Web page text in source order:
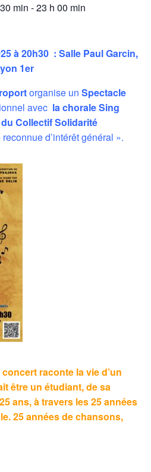
min -23 h 00 min
à 20h30 : Salle Paul Garcin,
1er
organise un Spectacle
avec la chorale Sing
Collectif Solidarité
d’intérêt général ».
raconte la vie d’un
être un étudiant, de sa
ans, à travers les 25 années
25 années de chansons,